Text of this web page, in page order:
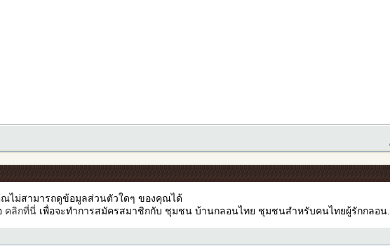
ณไม่สามารถดูข้อมูลส่วนตัวใดๆ ของคุณได้
คลิกที่นี่เพื่อจะทำการสมัครสมาชิกกับ ชุมชน บ้านกลอนไทย ชุมชนสำหรับคนไทยผู้รักกลอน.